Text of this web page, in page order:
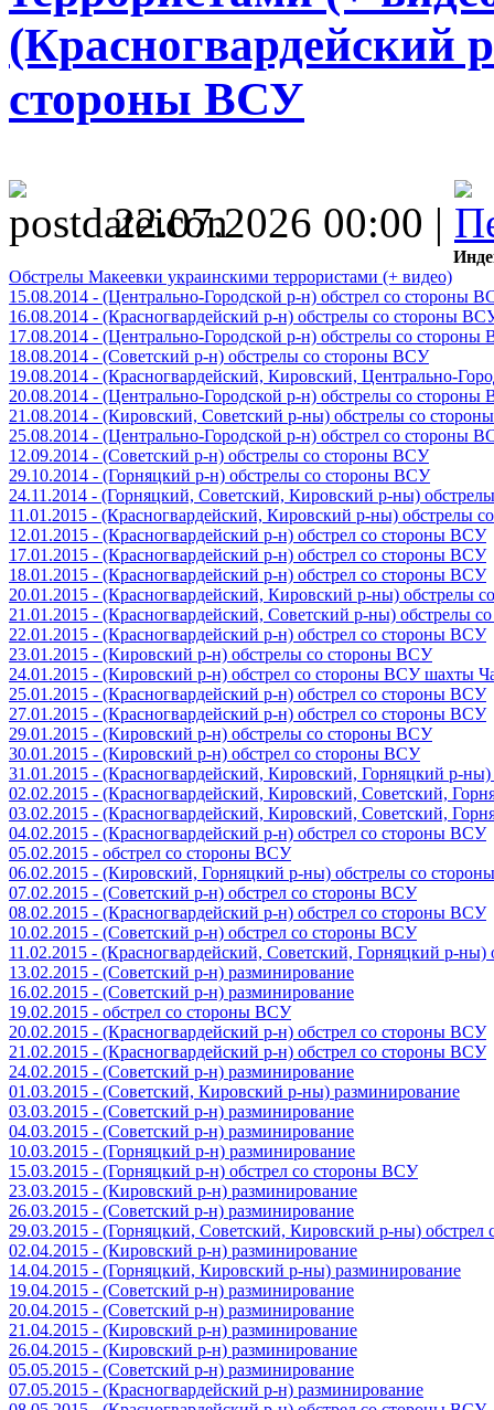
(Красногвардейский
стороны ВСУ
22.07.2026 00:00 |
Обстрелы Макеевки украинскими террористами (+ видео)
15.08.2014 - (Центрально-Городской р-н) обстрел со стороны
16.08.2014 - (Красногвардейский р-н) обстрелы со стороны
17.08.2014 - (Центрально-Городской р-н) обстрелы со стороны
18.08.2014 - (Советский р-н) обстрелы со стороны ВСУ
19.08.2014 - (Красногвардейский, Кировский, Центрально-
20.08.2014 - (Центрально-Городской р-н) обстрелы со стороны
21.08.2014 - (Кировский, Советский р-ны) обстрелы со
25.08.2014 - (Центрально-Городской р-н) обстрел со стороны
12.09.2014 - (Советский р-н) обстрелы со стороны ВСУ
29.10.2014 - (Горняцкий р-н) обстрелы со стороны ВСУ
24.11.2014 - (Горняцкий, Советский, Кировский р-ны)
11.01.2015 - (Красногвардейский, Кировский р-ны) обстрелы
12.01.2015 - (Красногвардейский р-н) обстрел со стороны ВСУ
17.01.2015 - (Красногвардейский р-н) обстрел со стороны ВСУ
18.01.2015 - (Красногвардейский р-н) обстрел со стороны ВСУ
20.01.2015 - (Красногвардейский, Кировский р-ны) обстрелы
21.01.2015 - (Красногвардейский, Советский р-ны) обстрелы
22.01.2015 - (Красногвардейский р-н) обстрел со стороны ВСУ
23.01.2015 - (Кировский р-н) обстрелы со стороны ВСУ
24.01.2015 - (Кировский р-н) обстрел со стороны ВСУ шахты
25.01.2015 - (Красногвардейский р-н) обстрел со стороны ВСУ
27.01.2015 - (Красногвардейский р-н) обстрел со стороны ВСУ
29.01.2015 - (Кировский р-н) обстрелы со стороны ВСУ
30.01.2015 - (Кировский р-н) обстрел со стороны ВСУ
31.01.2015 - (Красногвардейский, Кировский, Горняцкий р-
02.02.2015 - (Красногвардейский, Кировский, Советский,
03.02.2015 - (Красногвардейский, Кировский, Советский,
04.02.2015 - (Красногвардейский р-н) обстрел со стороны ВСУ
05.02.2015 - обстрел со стороны ВСУ
06.02.2015 - (Кировский, Горняцкий р-ны) обстрелы со
07.02.2015 - (Советский р-н) обстрел со стороны ВСУ
08.02.2015 - (Красногвардейский р-н) обстрел со стороны ВСУ
10.02.2015 - (Советский р-н) обстрел со стороны ВСУ
11.02.2015 - (Красногвардейский, Советский, Горняцкий р-
13.02.2015 - (Советский р-н) разминирование
16.02.2015 - (Советский р-н) разминирование
19.02.2015 - обстрел со стороны ВСУ
20.02.2015 - (Красногвардейский р-н) обстрел со стороны ВСУ
21.02.2015 - (Красногвардейский р-н) обстрел со стороны ВСУ
24.02.2015 - (Советский р-н) разминирование
01.03.2015 - (Советский, Кировский р-ны) разминирование
03.03.2015 - (Советский р-н) разминирование
04.03.2015 - (Советский р-н) разминирование
10.03.2015 - (Горняцкий р-н) разминирование
15.03.2015 - (Горняцкий р-н) обстрел со стороны ВСУ
23.03.2015 - (Кировский р-н) разминирование
26.03.2015 - (Советский р-н) разминирование
29.03.2015 - (Горняцкий, Советский, Кировский р-ны)
02.04.2015 - (Кировский р-н) разминирование
14.04.2015 - (Горняцкий, Кировский р-ны) разминирование
19.04.2015 - (Советский р-н) разминирование
20.04.2015 - (Советский р-н) разминирование
21.04.2015 - (Кировский р-н) разминирование
26.04.2015 - (Кировский р-н) разминирование
05.05.2015 - (Советский р-н) разминирование
07.05.2015 - (Красногвардейский р-н) разминирование